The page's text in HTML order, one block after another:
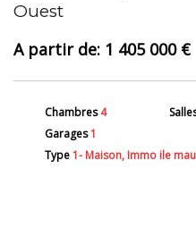
Ouest
1 405 000 €
Chambres 4
Garages1
Type1- Maison, Immo ile